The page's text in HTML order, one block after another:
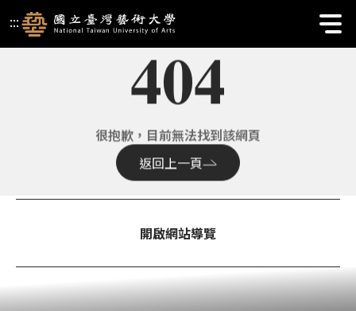
國立臺灣藝術大學校首頁 | 404
:::
404
很抱歉，目前無法找到該網頁
返回上一頁
開啟網站導覽